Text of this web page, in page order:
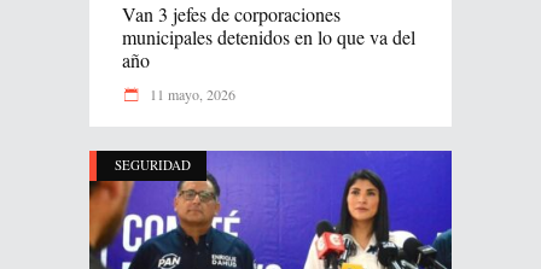
Van 3 jefes de corporaciones
municipales detenidos en lo que va del
año
11 mayo, 2026
SEGURIDAD